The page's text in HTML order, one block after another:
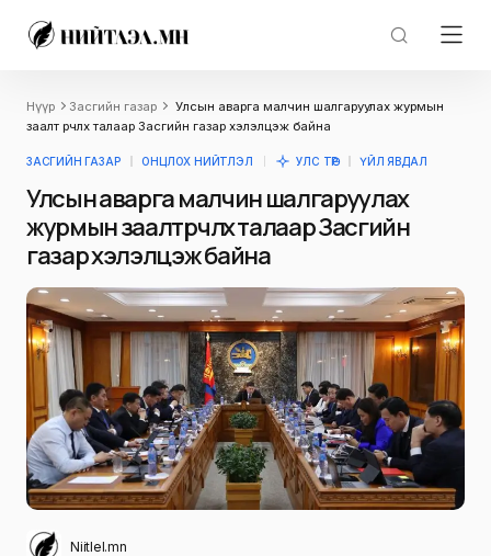
Нүүр Засгийн газар
Улсын аварга малчин шалгаруулах журмын
заалт өөрчлөх талаар Засгийн газар хэлэлцэж байна
ЗАСГИЙН ГАЗАР ОНЦЛОХ НИЙТЛЭЛ УЛС ТӨР ҮЙЛ ЯВДАЛ
Улсын аварга малчин шалгаруулах
журмын заалт өөрчлөх талаар Засгийн
газар хэлэлцэж байна
Niitlel.mn